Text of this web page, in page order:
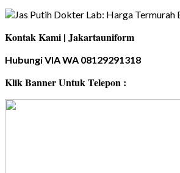
Kontak Kami | Jakartauniform
Hubungi VIA WA 08129291318
Klik Banner Untuk Telepon :